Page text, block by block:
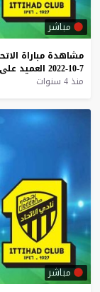
مباشر
مشاهدة مباراة
7-10-2022
العميد على
منذ 4 سنوات
مباشر